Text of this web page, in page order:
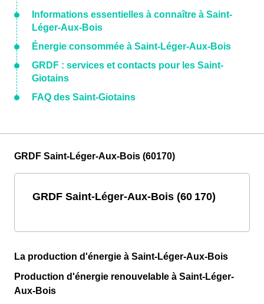
Informations essentielles à connaître à Saint-
Léger-Aux-Bois
Énergie consommée à Saint-Léger-Aux-Bois
GRDF : services et contacts pour les Saint-
Giotains
FAQ des Saint-Giotains
GRDF Saint-Léger-Aux-Bois (60170)
GRDF Saint-Léger-Aux-Bois (60 170)
La production d'énergie à Saint-Léger-Aux-Bois
Production d'énergie renouvelable à Saint-Léger-
Aux-Bois